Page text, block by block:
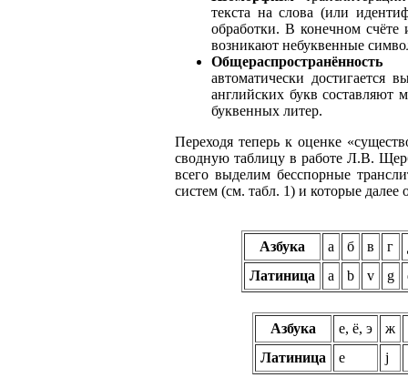
текста на слова (или
обработки. В конечном счёте
возникают небуквенные
Общераспространённость
автоматически достигается
английских букв составляют
буквенных литер.
Переходя теперь к оценке
сводную таблицу в работе Л.В.
всего выделим бесспорные
систем (см. табл. 1) и которые далее
Азбука а б в г
Латиница
a b v g
Азбука е, ё, э ж
Латиница
e j